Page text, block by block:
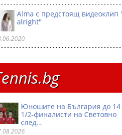
Alma с предстоящ видеоклип
alright"
Юношите на България до 14
1/2-финалисти на Световно
след…